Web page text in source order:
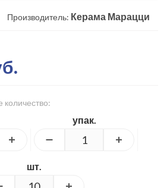
Производитель: Керама Марацци
упак.
шт.